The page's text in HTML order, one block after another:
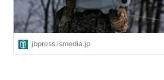
jbpress.ismedia.jp